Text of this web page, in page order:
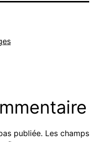
publiée. Les champs